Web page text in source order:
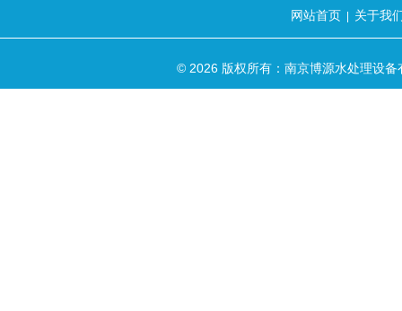
网站首页 关于我
© 2026 版权所有：南京博源水处理设